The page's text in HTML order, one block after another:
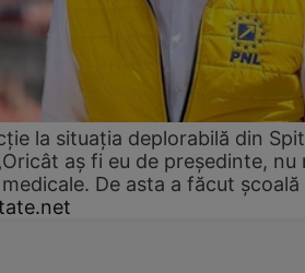
la situația deplorabilă din
aș fi eu de președinte, nu
De asta a făcut școală